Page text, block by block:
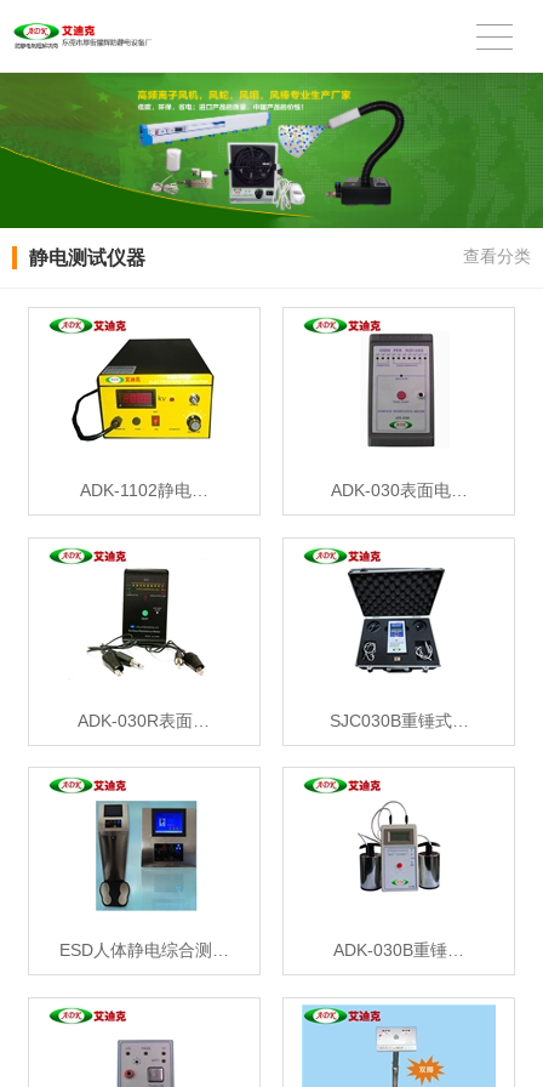
静电测试仪器 查看分类
ADK-1102静电… ADK-030表面电…
ADK-030R表面… SJC030B重锤式…
ESD人体静电综合测… ADK-030B重锤…